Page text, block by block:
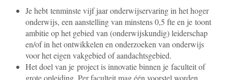
Je hebt tenminste vijf jaar onderwijservaring in het hoger
onderwijs, een aanstelling van minstens 0,5 fte en je toont
ambitie op het gebied van (onderwijskundig) leiderschap
en/of in het ontwikkelen en onderzoeken van onderwijs
voor het eigen vakgebied of aandachtsgebied.
Het doel van je project is innovatie binnen je faculteit of
grote opleiding. Per faculteit mag één voorstel worden